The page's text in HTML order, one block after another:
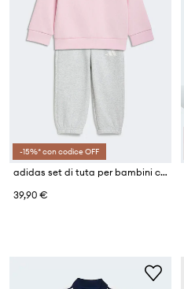
-15%* con codice OFF
adidas set di tuta per bambini con cotone ESSENTIALS
39,90 €